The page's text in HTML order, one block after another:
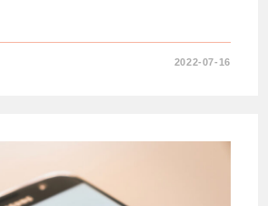
2022-07-16